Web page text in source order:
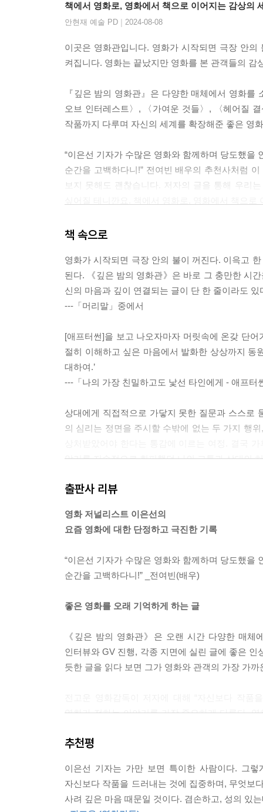
삶으로부터 벗어날 수 없다는 편집증적 공포 ― 보
사랑의 운명, 도시가 잃어버린 신화 ― 운디네
영화를 왜 만들어야 하냐고 물으신다면 ― 거미집
미쳐야 사는 여자들 ― 글리치
불온한 상상력의 스펙터클 ― 놉
딜레마 위에 펼쳐진 소시민 지옥도 ― 콘크리트 유
대혼돈의 멀티버스 ― 에브리씽 에브리웨어 올 앳
기괴하고 음울해서 매력적인 수요일의 아이 ― 웬
전도연의, 전도연에 의한, 전도연을 위한 ― 길복순
SF 블록버스터의 새로운 바이블 ― 듄 시리즈
책에서 영화로, 영화에서 책으로 이어지는 감상의
안현재 예술 PD | 2024-08-08
이곳은 영화관입니다. 영화가 시작되면 극장 안
켜집니다. 영화는 끝났지만 영화를 본 관객들의
『깊은 밤의 영화관』은 다양한 매체에서 영화
오브 인터레스트〉, 〈가여운 것들〉, 〈헤어질
작품까지 다루며 자신의 세계를 확장해준 좋은 영
“이은선 기자가 수많은 영화와 함께하며 당도했을
순간을 고백하다니!” 전여빈 배우의 추천사처럼
보지 못해도 괜찮습니다. 저자의 글을 통해 우리
책 속으로
영화가 시작되면 극장 안의 불이 꺼진다. 이윽고
된다. 《깊은 밤의 영화관》은 바로 그 충만한 시
신의 마음과 깊이 연결되는 글이 단 한 줄이라도
---「머리말」중에서
[애프터썬]을 보고 나오자마자 머릿속에 온갖 단
절히 이해하고 싶은 마음에서 발화한 상상까지
대하여.’
---「나의 가장 친밀하고도 낯선 타인에게 - 애프터
상대에게 직접적으로 가닿지 못한 질문과 스스로
의 심리는 정면을 주시할 수밖에 없는 두 가지 행
알기를 지속적으로 회피했던 나의 고통과 상대의
경청하고 배웠다.” 평생 세상이 나아지기를 소망
비결이다.
자신을 움직이는 감정이 두려움인지 사랑인지,
입한다는 것의 가치를 생각하게 한다. 타인의 열
---「열정을 전염시키는 마법 - 틱, 틱...붐!」중에서
사연을 극화하고 영상으로 옮기면서 이야기의 복
---「학대와 자기혐오에서 살아남기 - 베이비 레인
밤의 계단을 내려가며 끝없는 어둠 속으로 향하
는 라스트 신 역시 쉽사리 잊기 힘든 감흥을 남긴
출판사 리뷰
영화 저널리스트 이은선의
요즘 영화에 대한 단정하고 극진한 기록
“이은선 기자가 수많은 영화와 함께하며 당도했을
순간을 고백하다니!” _전여빈(배우)
좋은 영화를 오래 기억하게 하는 글
《깊은 밤의 영화관》은 오랜 시간 다양한 매체
인터뷰와 GV 진행, 각종 지면에 실린 글에 좋은
듯한 글을 읽다 보면 그가 영화와 관객의 가장 가
영화가 전하는 이야기를 가장 중요하게 다룬다.
영화의 감동이 더욱 입체적으로 살아난다.
당신만의 고요한 상영관을 채워줄 56편의 작품들
“이들 작품은 영화로 대변되는 스토리 매체 자
추천평
이은선 기자는 가만 보면 특이한 사람이다. 그
자신보다 작품을 드러내는 것에 집중하며, 무엇보
사려 깊은 마음 때문일 것이다. 겸손하고, 성의 있